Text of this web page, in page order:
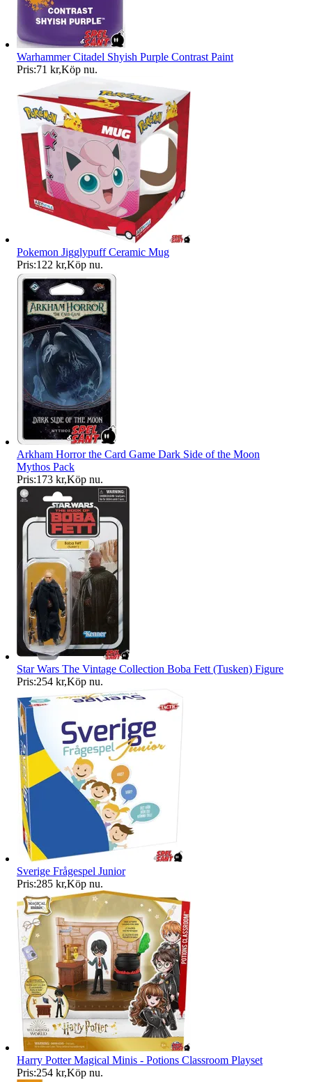
Warhammer Citadel Shyish Purple Contrast Paint
Pris:71 kr,Köp nu.
Pokemon Jigglypuff Ceramic Mug
Pris:122 kr,Köp nu.
Arkham Horror the Card Game Dark Side of the Moon
Mythos Pack
Pris:173 kr,Köp nu.
Star Wars The Vintage Collection Boba Fett (Tusken) Figure
Pris:254 kr,Köp nu.
Sverige Frågespel Junior
Pris:285 kr,Köp nu.
Harry Potter Magical Minis - Potions Classroom Playset
Pris:254 kr,Köp nu.